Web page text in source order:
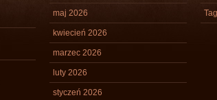
maj 2026
kwiecień 2026
marzec 2026
luty 2026
styczeń 2026